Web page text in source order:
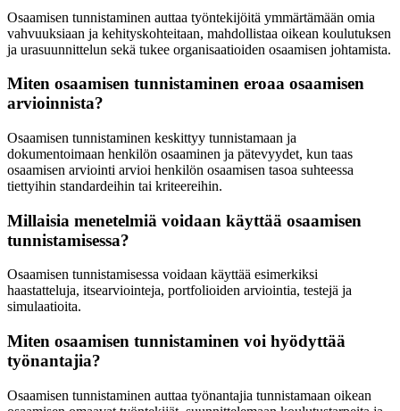
Osaamisen tunnistaminen auttaa työntekijöitä ymmärtämään omia
vahvuuksiaan ja kehityskohteitaan, mahdollistaa oikean koulutuksen
ja urasuunnittelun sekä tukee organisaatioiden osaamisen johtamista.
Miten osaamisen tunnistaminen eroaa osaamisen
arvioinnista?
Osaamisen tunnistaminen keskittyy tunnistamaan ja
dokumentoimaan henkilön osaaminen ja pätevyydet, kun taas
osaamisen arviointi arvioi henkilön osaamisen tasoa suhteessa
tiettyihin standardeihin tai kriteereihin.
Millaisia menetelmiä voidaan käyttää osaamisen
tunnistamisessa?
Osaamisen tunnistamisessa voidaan käyttää esimerkiksi
haastatteluja, itsearviointeja, portfolioiden arviointia, testejä ja
simulaatioita.
Miten osaamisen tunnistaminen voi hyödyttää
työnantajia?
Osaamisen tunnistaminen auttaa työnantajia tunnistamaan oikean